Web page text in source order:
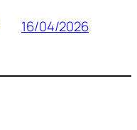
16/04/2026